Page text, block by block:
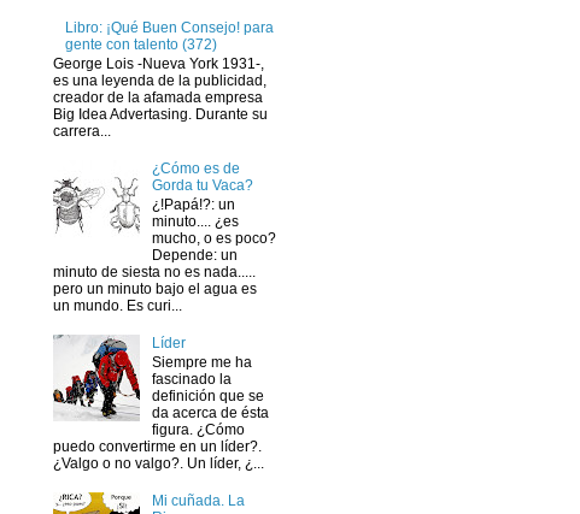
Libro: ¡Qué Buen Consejo! para
gente con talento (372)
George Lois -Nueva York 1931-,
es una leyenda de la publicidad,
creador de la afamada empresa
Big Idea Advertasing. Durante su
carrera...
¿Cómo es de
Gorda tu Vaca?
¿!Papá!?: un
minuto.... ¿es
mucho, o es poco?
Depende: un
minuto de siesta no es nada.....
pero un minuto bajo el agua es
un mundo. Es curi...
Líder
Siempre me ha
fascinado la
definición que se
da acerca de ésta
figura. ¿Cómo
puedo convertirme en un líder?.
¿Valgo o no valgo?. Un líder, ¿...
Mi cuñada. La